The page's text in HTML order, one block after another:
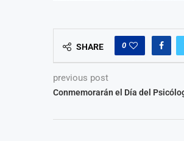
SHARE 0
previous post
Conmemorarán el Día del